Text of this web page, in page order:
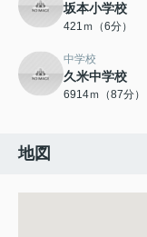
坂本小学校
421ｍ（6分）
中学校
久米中学校
6914ｍ（87分）
地図